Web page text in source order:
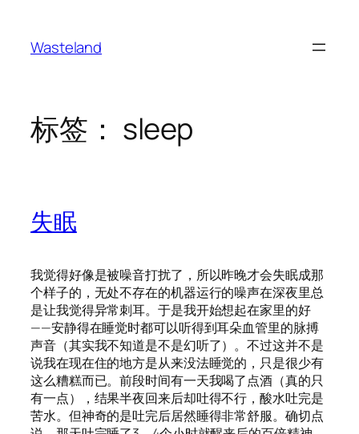
Wasteland
标签： sleep
失眠
我觉得好像是被噪音打扰了，所以昨晚才会失眠成那
个样子的，无处不存在的机器运行的噪声在深夜里总
是让我觉得异常刺耳。于是我开始想起在家里的好
——安静得在睡觉时都可以听得到耳朵血管里的脉搏
声音（其实我不知道是不是幻听了）。不过这并不是
说我在现在住的地方是从来没法睡觉的，只是很少有
这么糟糕而已。前段时间有一天我喝了点酒（真的只
有一点），结果半夜回来后却吐得不行，酸水吐完是
苦水。但神奇的是吐完后居然睡得非常舒服。确切点